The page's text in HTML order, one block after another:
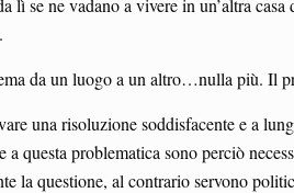
se ne vadano a vivere in un’altra casa
da un luogo a un altro…nulla più. Il
una risoluzione soddisfacente e a
questa problematica sono perciò
la questione, al contrario servono